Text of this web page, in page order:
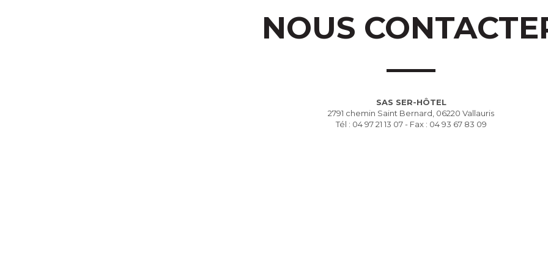
NOUS
SAS SER-HÔTEL
2791 chemin Saint Bernard, 06220 Vallauris
Tél : 04 97 21 13 07 - Fax : 04 93 67 83 09